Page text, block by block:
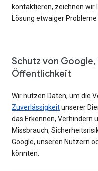
kontaktieren, zeichnen wir
Lösung etwaiger Probleme
Schutz von
Öffentlichkeit
Wir nutzen Daten, um die
Zuverlässigkeitunserer
das Erkennen, Verhindern
Missbrauch,
Google, unseren Nutzern
könnten.